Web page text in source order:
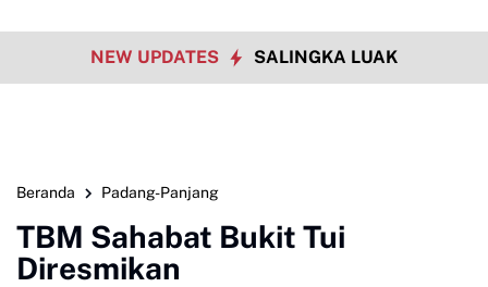
NEW UPDATES SALINGKA LUAK
Beranda Padang-Panjang
TBM Sahabat Bukit Tui
Diresmikan